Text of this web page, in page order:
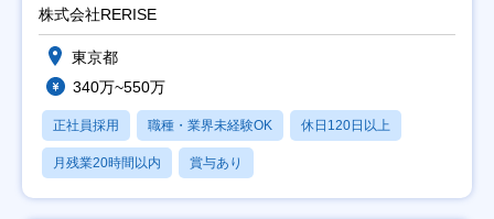
株式会社RERISE
東京都
340万~550万
正社員採用 職種・業界未経験OK 休日120日以上
月残業20時間以内 賞与あり